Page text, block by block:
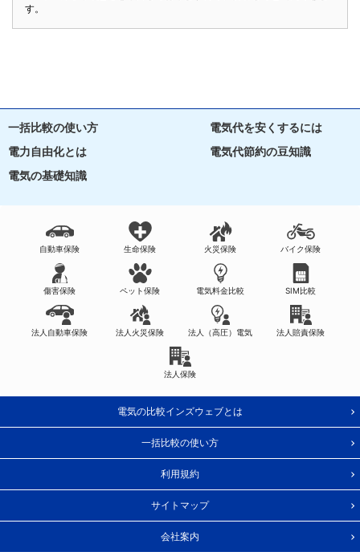
す。
一括比較の使い方
電気代を安くするには
電力自由化とは
電気代節約の豆知識
電気の基礎知識
自動車保険 生命保険 火災保険 バイク保険
傷害保険 ペット保険 電気料金比較 SIM比較
法人自動車保険 法人火災保険 法人（高圧）電気 法人賠責保険
法人保険
電気の比較インズウェブとは
一括比較の使い方
利用規約
サイトマップ
会社案内